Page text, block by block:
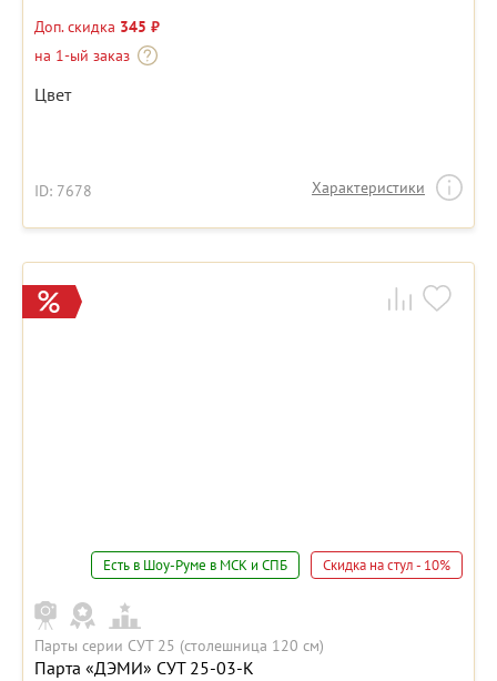
Доп. скидка 345 ₽
на 1-ый заказ
Цвет
ID: 7678 Характеристики
Есть в Шоу-Руме в МСК и СПБ Скидка на стул - 10%
Парты серии СУТ 25 (столешница 120 см)
Парта «ДЭМИ» СУТ 25-03-К